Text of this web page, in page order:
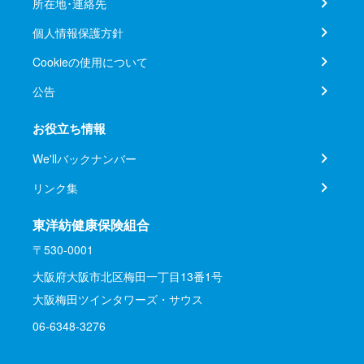
所在地･連絡先
個人情報保護方針
Cookieの使用について
公告
お役立ち情報
We'llバックナンバー
リンク集
東洋紡健康保険組合
〒530-0001
大阪府大阪市北区梅田一丁目13番1号
大阪梅田ツインタワーズ・サウス
06-6348-3276